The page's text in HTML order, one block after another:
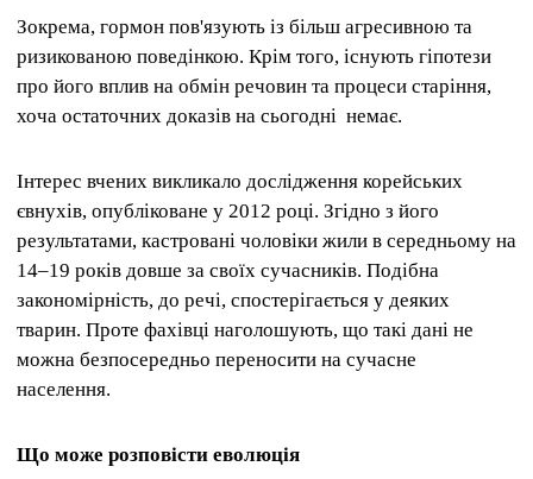
Зокрема, гормон пов'язують із більш агресивною та
ризикованою поведінкою. Крім того, існують гіпотези
про його вплив на обмін речовин та процеси старіння,
хоча остаточних доказів на сьогодні немає.
Інтерес вчених викликало дослідження корейських
євнухів, опубліковане у 2012 році. Згідно з його
результатами, кастровані чоловіки жили в середньому на
14–19 років довше за своїх сучасників. Подібна
закономірність, до речі, спостерігається у деяких
тварин. Проте фахівці наголошують, що такі дані не
можна безпосередньо переносити на сучасне
населення.
Що може розповісти еволюція